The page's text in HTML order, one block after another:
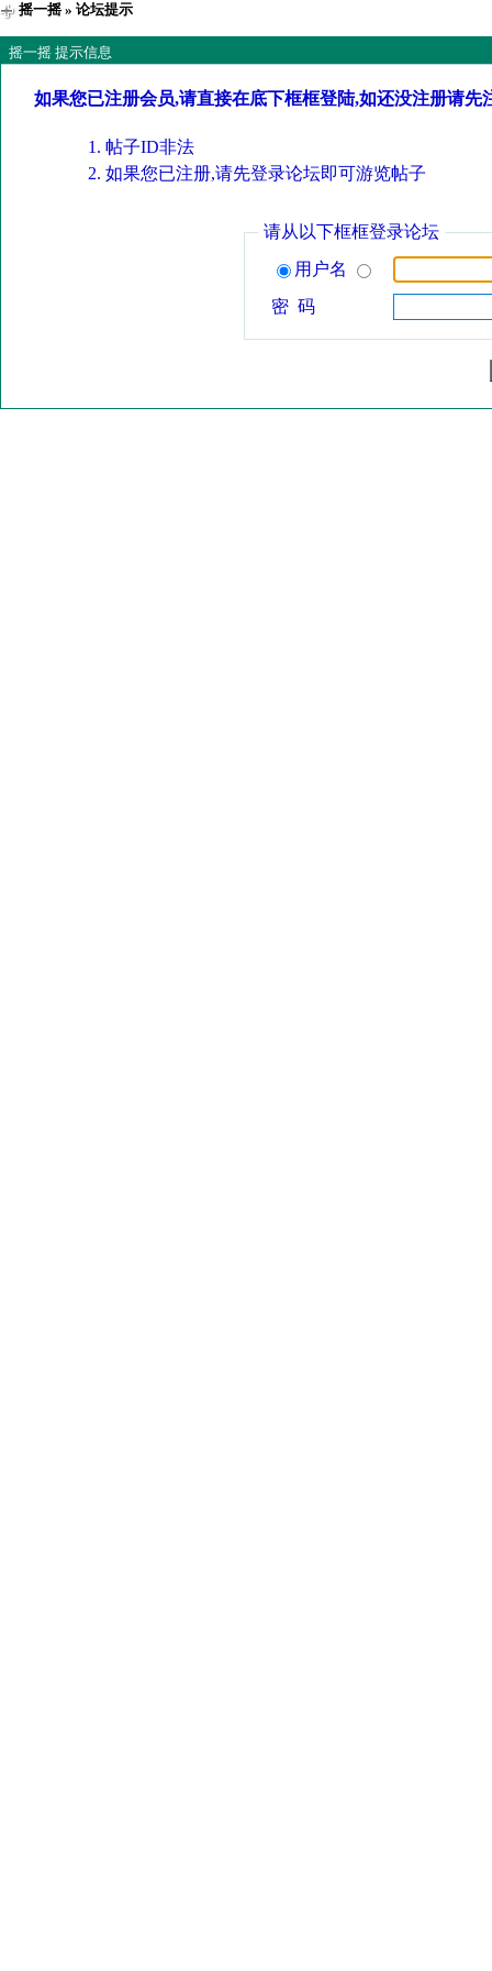
摇一摇» 论坛提示
摇一摇 提示信息
如果您已注册会员,请直接在底下框框登陆,如还没注册请先
帖子ID非法
如果您已注册,请先登录论坛即可游览帖子
请从以下框框登录论坛
用户名
密 码